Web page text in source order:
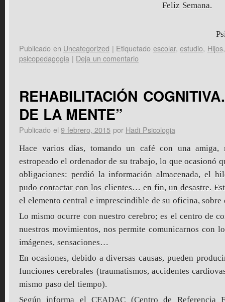
Feliz Semana.
Publicado en Uncategorized | Etiquetado escolar, estudio, Hijos
psicopedagogia | Deja un comentario
REHABILITACIÓN
DE LA MENTE”
Publicado el 9 febrero, 2015 por Hadi Psicologia
Hace varios días, tomando un café con una amiga,
estropeado el ordenador de su trabajo, lo que ocasionó
obligaciones: perdió la información almacenada, el
pudo contactar con los clientes… en fin, un desastre.
el elemento central e imprescindible de su oficina, sobre
Lo mismo ocurre con nuestro cerebro; es el centro de
nuestros movimientos, nos permite comunicarnos con
imágenes, sensaciones…
En ocasiones, debido a diversas causas, pueden
funciones cerebrales (traumatismos, accidentes
mismo paso del tiempo).
Según informa el CEADAC (Centro de Referencia